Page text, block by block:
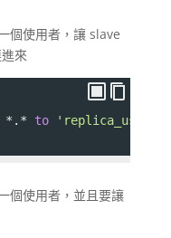
個使用者，讓 slave
來
* . * to 'replica_user'
個使用者，並且要讓